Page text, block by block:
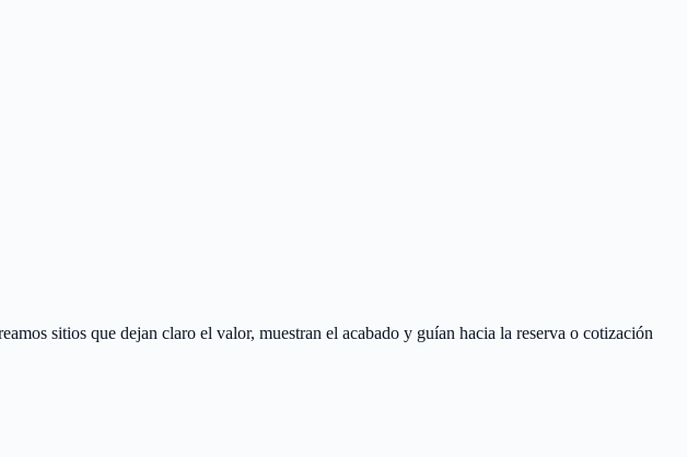
sitios que dejan claro el valor, muestran el acabado y guían hacia la reserva o cotización